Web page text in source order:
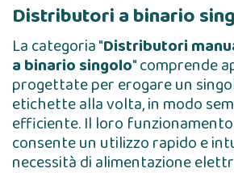
Distributori a binario
La categoria "Distributori
a binario singolo" comprende
progettate per erogare un
etichette alla volta, in modo
efficiente. Il loro
consente un utilizzo rapido e
necessità di alimentazione